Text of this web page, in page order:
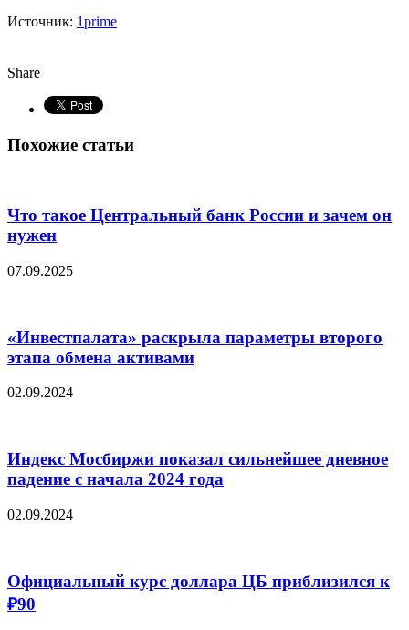
Источник: 1prime
Share
Похожие статьи
Что такое Центральный банк России и зачем он
нужен
07.09.2025
«Инвестпалата» раскрыла параметры второго
этапа обмена активами
02.09.2024
Индекс Мосбиржи показал сильнейшее дневное
падение с начала 2024 года
02.09.2024
Официальный курс доллара ЦБ приблизился к
₽90